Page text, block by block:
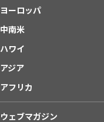
ヨーロッパ
中南米
ハワイ
アジア
アフリカ
ウェブマガジン